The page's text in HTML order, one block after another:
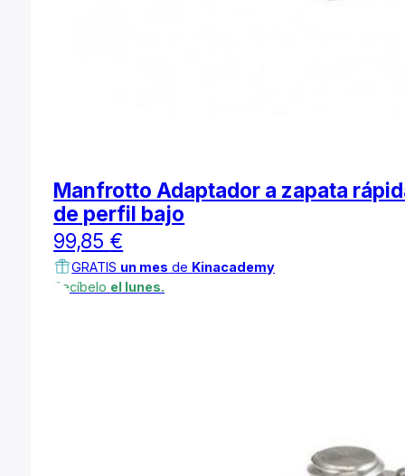
Manfrotto Adaptador a zapata
de perfil bajo
99,85 €
GRATIS un mes de Kinacademy
Recíbelo el lunes.